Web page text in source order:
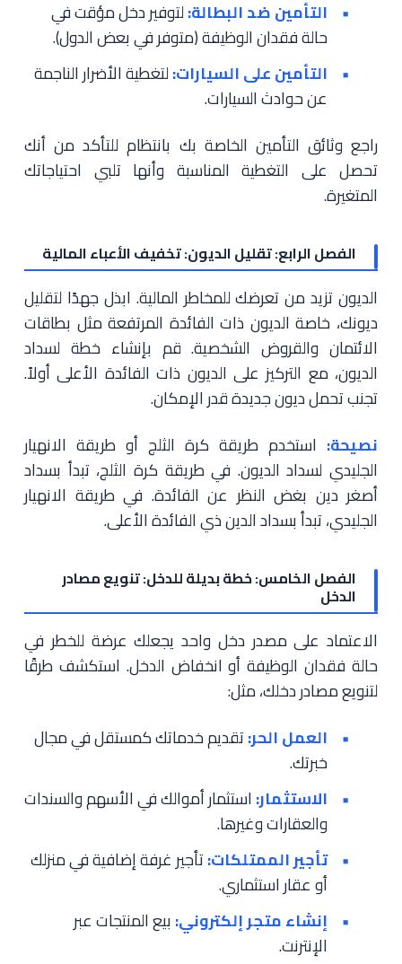
التأمين ضد البطالة:لتوفير دخل مؤقت في
حالة فقدان الوظيفة (متوفر في بعض الدول).
التأمين على السيارات:لتغطية الأضرار الناجمة
عن حوادث السيارات.
راجع وثائق التأمين الخاصة بك بانتظام للتأكد من أنك
تحصل على التغطية المناسبة وأنها تلبي احتياجاتك
المتغيرة.
الفصل الرابع: تقليل الديون: تخفيف الأعباء المالية
الديون تزيد من تعرضك للمخاطر المالية. ابذل جهدًا لتقليل
ديونك، خاصة الديون ذات الفائدة المرتفعة مثل بطاقات
الائتمان والقروض الشخصية. قم بإنشاء خطة لسداد
الديون، مع التركيز على الديون ذات الفائدة الأعلى أولاً.
تجنب تحمل ديون جديدة قدر الإمكان.
نصيحة: استخدم طريقة كرة الثلج أو طريقة الانهيار
الجليدي لسداد الديون. في طريقة كرة الثلج، تبدأ بسداد
أصغر دين بغض النظر عن الفائدة. في طريقة الانهيار
الجليدي، تبدأ بسداد الدين ذي الفائدة الأعلى.
الفصل الخامس: خطة بديلة للدخل: تنويع مصادر
الدخل
الاعتماد على مصدر دخل واحد يجعلك عرضة للخطر في
حالة فقدان الوظيفة أو انخفاض الدخل. استكشف طرقًا
لتنويع مصادر دخلك، مثل:
العمل الحر:تقديم خدماتك كمستقل في مجال
خبرتك.
الاستثمار: استثمار أموالك في الأسهم والسندات
والعقارات وغيرها.
تأجير الممتلكات:تأجير غرفة إضافية في منزلك
أو عقار استثماري.
إنشاء متجر إلكتروني: بيع المنتجات عبر
الإنترنت.